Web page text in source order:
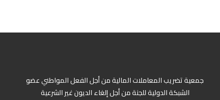
جمعية تضريب المعاملات المالية من أجل الفعل المواطني عضو
الشبكة الدولية للجنة من أجل إلغاء الديون غير الشرعية